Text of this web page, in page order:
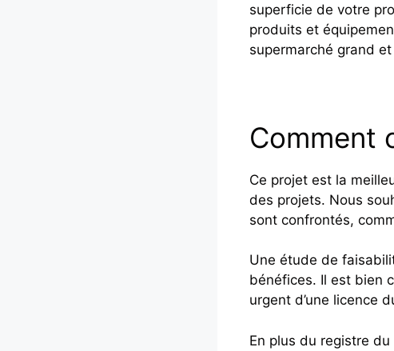
superficie de votre
produits et
supermarché grand
Comment
Ce projet est la
des projets. Nous
sont confrontés,
Une étude de
bénéfices. Il est bien
urgent d’une licence
En plus du registre